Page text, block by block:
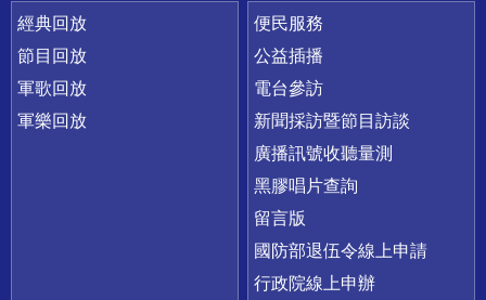
經典回放
節目回放
軍歌回放
軍樂回放
便民服務
公益插播
電台參訪
新聞採訪暨節目訪談
廣播訊號收聽量測
黑膠唱片查詢
留言版
國防部退伍令線上申請
行政院線上申辦